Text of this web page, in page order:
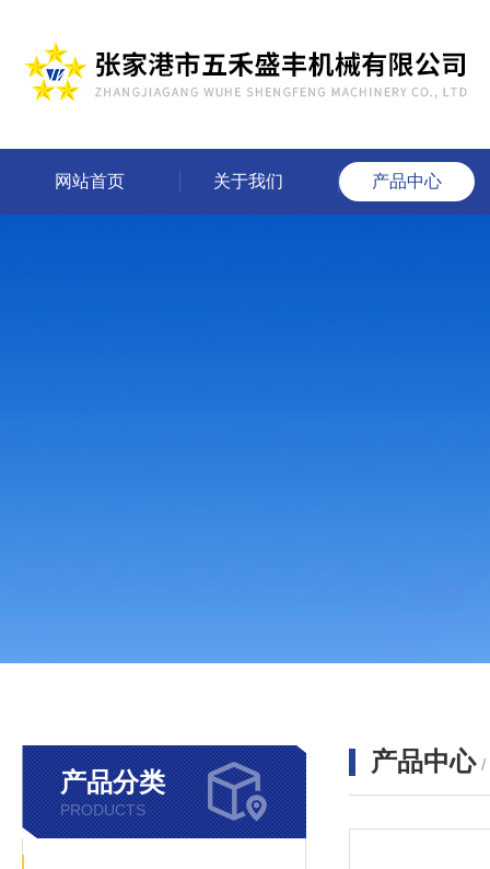
网站首页 关于我们 产品中心
产品分类
PRODUCTS
产品中心 /